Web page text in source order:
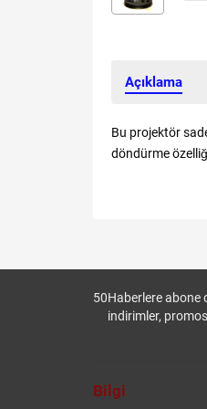
Açıklama
Bu projektör
döndürme
50Haberlere abone
indirimler,
Bilgi